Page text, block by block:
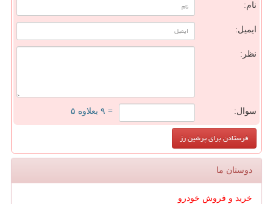
نام:
ایمیل:
نظر:
سوال: = ۹ بعلاوه ۵
دوستان ما
خرید و فروش خودرو